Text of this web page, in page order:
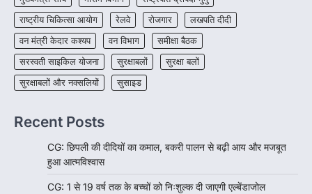
राष्ट्रीय चिकित्सा आयोग
रेलवे रोजगार
लखपति दीदी
वन मंत्री केदार कश्यप
वन विभाग
समीक्षा बैठक
सरस्वती साइकिल योजना
सुरक्षाबलों
सुरक्षा बलों
सुरक्षाबलों और नक्सलियों
सुसाइड
Recent Posts
CG: छिपली की दीदियों का कमाल, बकरी पालन से बढ़ी आय और मजबूत
हुआ आत्मविश्वास
CG: 1 से 19 वर्ष तक के बच्चों को निःशुल्क दी जाएगी एल्बेंडाजोल